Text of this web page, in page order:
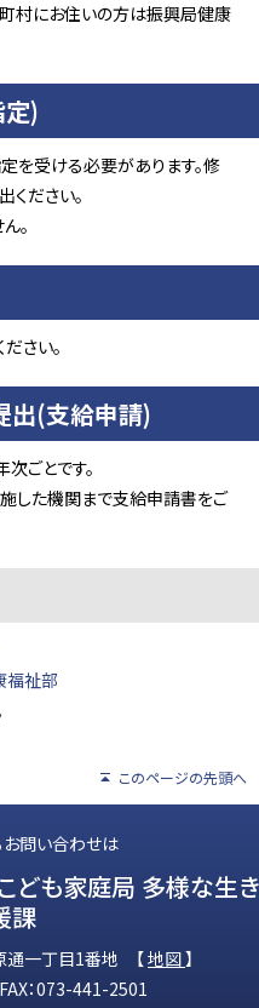
村にお住いの方は振興局健康
)
を受ける必要があります。修
ださい。
。
さい。
出(支給申請)
ごとです。
した機関まで支給申請書をご
福祉部
このページの先頭へ
問い合わせは
ども家庭局 多様な生き
課
一丁目1番地 【地図】
：073-441-2501